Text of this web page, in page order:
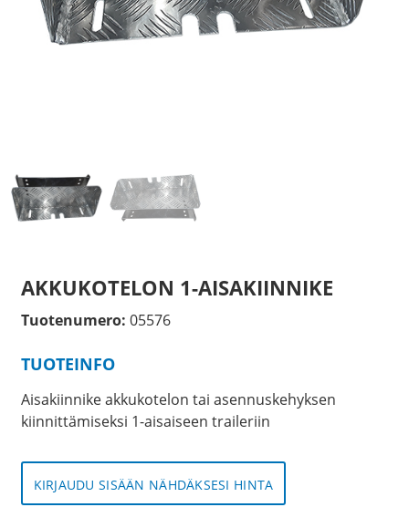
AKKUKOTELON 1-AISAKIINNIKE
Tuotenumero: 05576
TUOTEINFO
Aisakiinnike akkukotelon tai asennuskehyksen
kiinnittämiseksi 1-aisaiseen traileriin
KIRJAUDU SISÄÄN NÄHDÄKSESI HINTA